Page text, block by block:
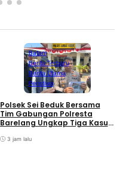
Batam
Berita Terbaru
Berita Utama
Peristiwa
Polsek Sei Beduk Bersama
Tim Gabungan Polresta
Barelang Ungkap Tiga Kasus
3 jam lalu